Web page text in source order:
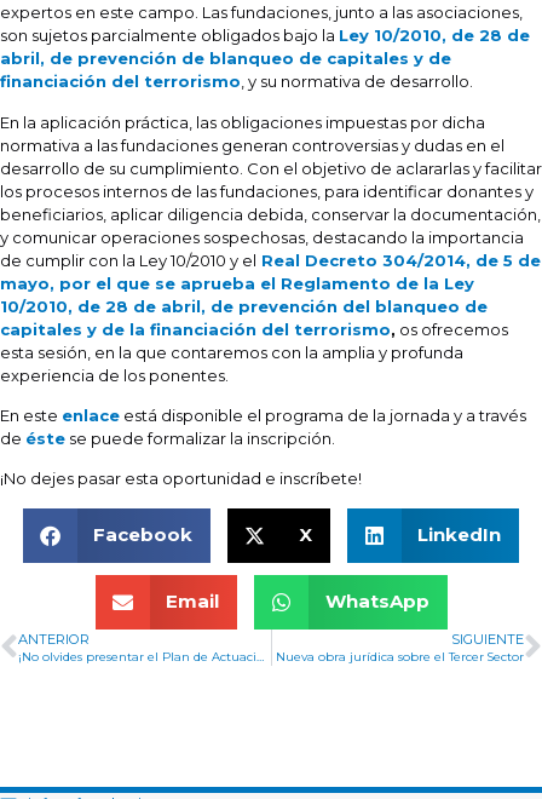
expertos en este campo. Las fundaciones, junto a las asociaciones,
son sujetos parcialmente obligados bajo la Ley 10/2010, de 28 de
abril, de prevención de blanqueo de capitales y de
financiación del terrorismo , y su normativa de desarrollo.
En la aplicación práctica, las obligaciones impuestas por dicha
normativa a las fundaciones generan controversias y dudas en el
desarrollo de su cumplimiento. Con el objetivo de aclararlas y facilitar
los procesos internos de las fundaciones, para identificar donantes y
beneficiarios, aplicar diligencia debida, conservar la documentación,
y comunicar operaciones sospechosas, destacando la importancia
de cumplir con la Ley 10/2010 y el Real Decreto 304/2014, de 5 de
mayo, por el que se aprueba el Reglamento de la Ley
10/2010, de 28 de abril, de prevención del blanqueo de
capitales y de la financiación del terrorismo, os ofrecemos
esta sesión, en la que contaremos con la amplia y profunda
experiencia de los ponentes.
En este enlace está disponible el programa de la jornada y a través
de éste se puede formalizar la inscripción.
¡No dejes pasar esta oportunidad e inscríbete!
Facebook X LinkedIn
Email WhatsApp
ANTERIOR SIGUIENTE
Nueva obra jurídica sobre el Tercer Sector